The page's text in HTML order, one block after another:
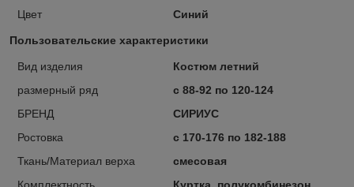
Цвет
Синий
Пользовательские характеристики
Вид изделия
Костюм летний
размерный ряд
с 88-92 по 120-124
БРЕНД
СИРИУС
Ростовка
с 170-176 по 182-188
Ткань/Материал верха
смесовая
Комплектность
Куртка, полукомбинезон